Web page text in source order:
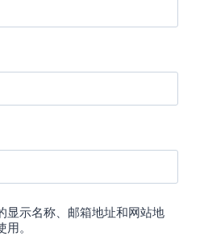
显示名称、邮箱地址和网站地
。